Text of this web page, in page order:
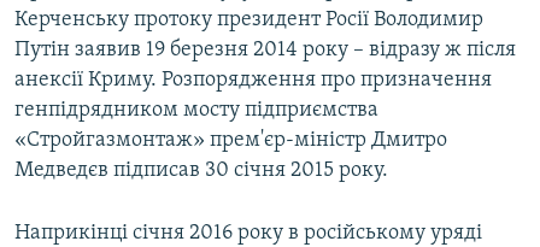
Керченську протоку президент Росії Володимир
Путін заявив 19 березня 2014 року – відразу ж після
анексії Криму. Розпорядження про призначення
генпідрядником мосту підприємства
«Стройгазмонтаж» прем'єр-міністр Дмитро
Медведєв підписав 30 січня 2015 року.
Наприкінці січня 2016 року в російському уряді